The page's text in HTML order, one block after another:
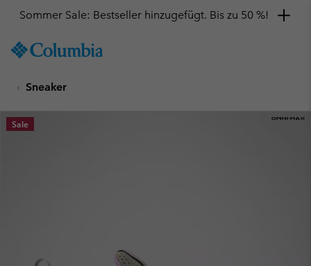
TO
SKIP
MAIN
NAV
Sommer Sale: Bestseller hinzugefügt. Bis zu 50 %!
Sneaker
Sale